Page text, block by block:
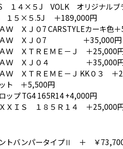
１４×５J VOLK オリジナル
１５×５.5J ＋189,000円
Ｗ ＸＪ０7 CARSTYLEカーキ色
ＡＷ ＸＪ０7 ＋35,000円
ＡＷ ＸＴＲＥＭＥ－Ｊ ＋25,000
ＡＷ ＸＪ０４ ＋35,000
ＡＷ ＸＴＲＥＭＥ－Ｊ KK０３ ＋
ット ＋5,500円
ップ TG4 165R14 +4,000円
ＸＸＩＳ １８５Ｒ１４ ＋25,000
ントバンパータイプⅡ ＋ ￥